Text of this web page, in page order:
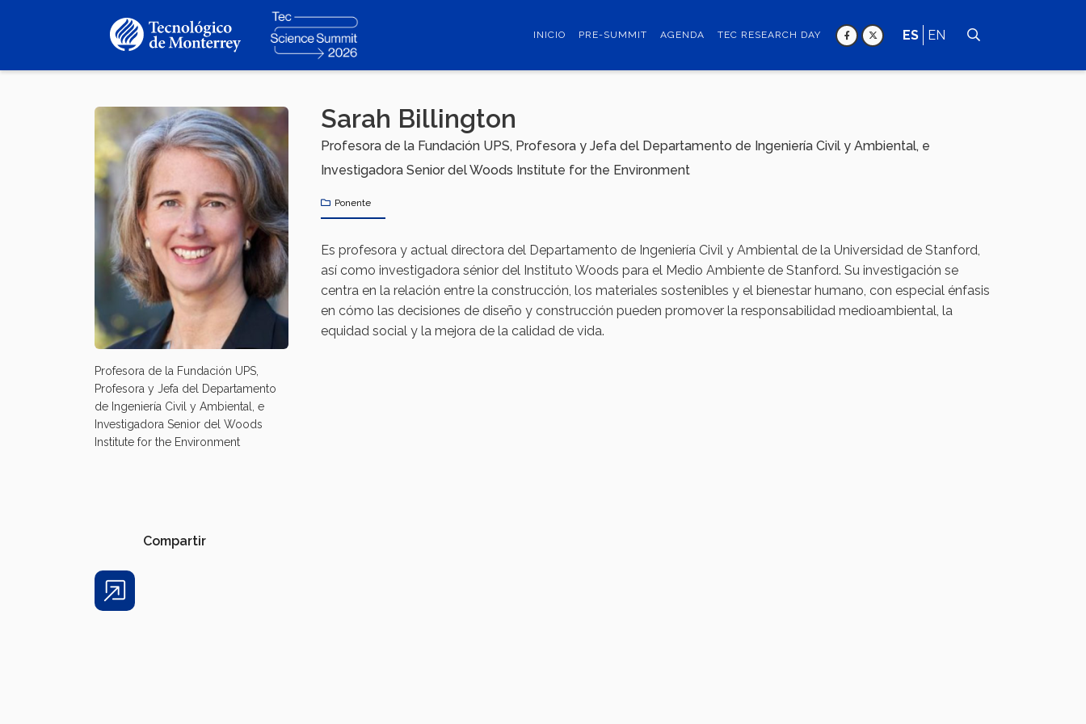
principal
INICIO PRE-SUMMIT AGENDA TEC RESEARCH DAY ES EN
Sarah Billington
Profesora de la Fundación UPS, Profesora y Jefa del Departamento de Ingeniería Civil y Ambiental, e
Investigadora Senior del Woods Institute for the Environment
Profesora de la Fundación UPS,
Profesora y Jefa del Departamento
de Ingeniería Civil y Ambiental, e
Investigadora Senior del Woods
Institute for the Environment
Ponente
Es profesora y actual directora del Departamento de Ingeniería Civil y Ambiental de la Universidad de Stanford,
así como investigadora sénior del Instituto Woods para el Medio Ambiente de Stanford. Su investigación se
centra en la relación entre la construcción, los materiales sostenibles y el bienestar humano, con especial énfasis
en cómo las decisiones de diseño y construcción pueden promover la responsabilidad medioambiental, la
equidad social y la mejora de la calidad de vida.
Share
Compartir